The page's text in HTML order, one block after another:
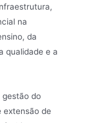
na
da
qualidade e a
gestão do
extensão de